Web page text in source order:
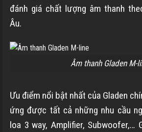
đánh giá chất lượng âm thanh
Âu.
Âm thanh Gladen M-
Ưu điểm nổi bật nhất của Gladen
ứng được tất cả những nhu cầu
loa 3 way, Amplifier, Subwoofer,…